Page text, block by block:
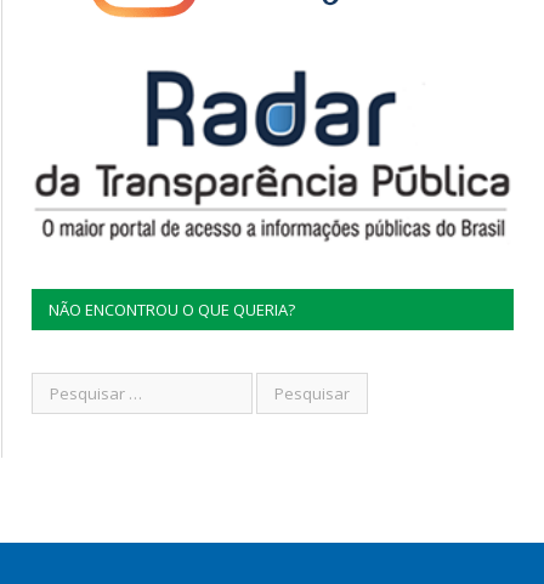
NÃO ENCONTROU O QUE QUERIA?